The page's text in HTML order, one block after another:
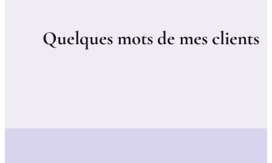
Quelquesmots de mes clients